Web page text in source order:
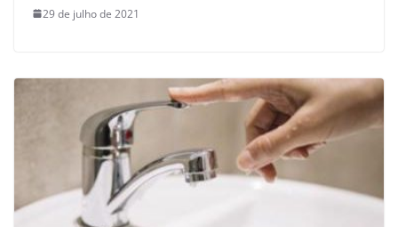
29 de julho de 2021